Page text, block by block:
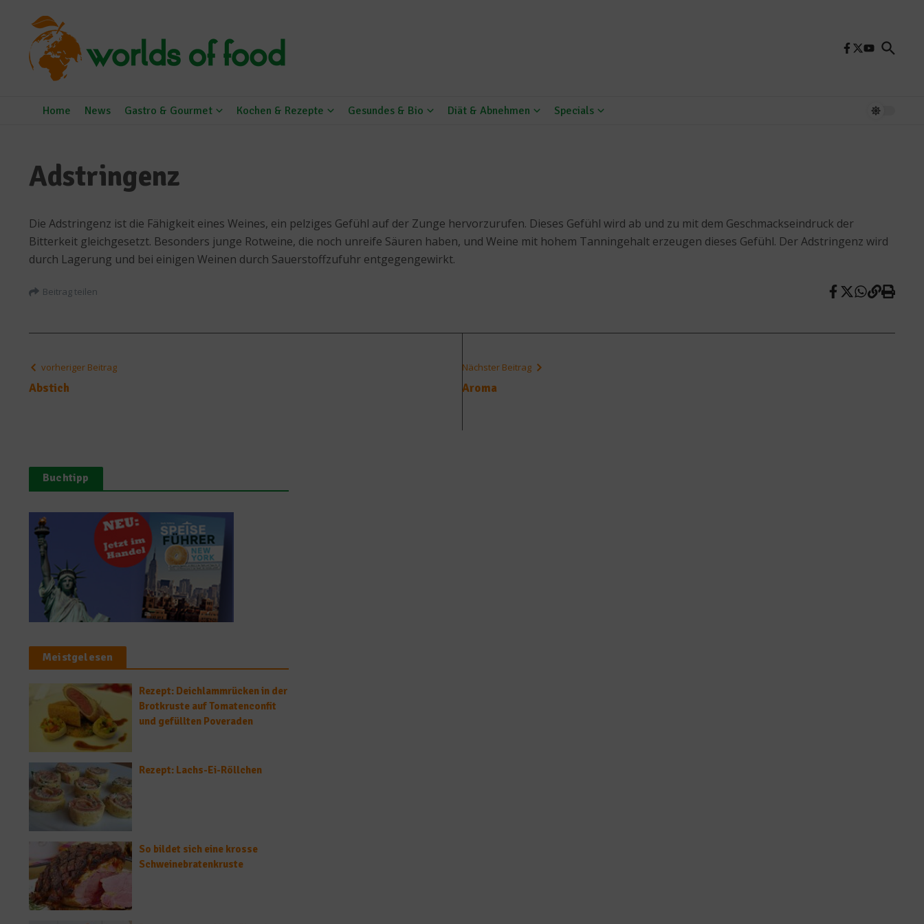
Home News Gastro & Gourmet Kochen & Rezepte Gesundes & Bio Diät & Abnehmen Specials
Adstringenz
Die Adstringenz ist die Fähigkeit eines Weines, ein pelziges Gefühl auf der Zunge hervorzurufen. Dieses Gefühl wird ab und zu mit dem Geschmackseindruck der
Bitterkeit gleichgesetzt. Besonders junge Rotweine, die noch unreife Säuren haben, und Weine mit hohem Tanningehalt erzeugen dieses Gefühl. Der Adstringenz wird
durch Lagerung und bei einigen Weinen durch Sauerstoffzufuhr entgegengewirkt.
Beitrag teilen
vorheriger Beitrag
Abstich
Nächster Beitrag
Aroma
Buchtipp
Meistgelesen
Rezept: Deichlammrücken in der
Brotkruste auf Tomatenconfit
und gefüllten Poveraden
Rezept: Lachs-Ei-Röllchen
So bildet sich eine krosse
Schweinebratenkruste